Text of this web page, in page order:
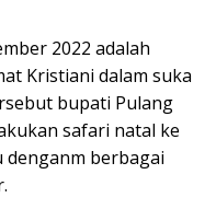
2022 adalah
Kristiani dalam suka
bupati Pulang
safari natal ke
denganm berbagai